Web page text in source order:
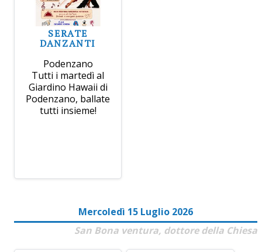
SERATE
DANZANTI
Podenzano
Tutti i martedì al
Giardino Hawaii di
Podenzano, ballate
tutti insieme!
Mercoledì 15 Luglio 2026
San Bona ventura, dottore della Chiesa